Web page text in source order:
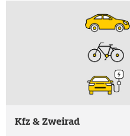
Kfz & Zweirad